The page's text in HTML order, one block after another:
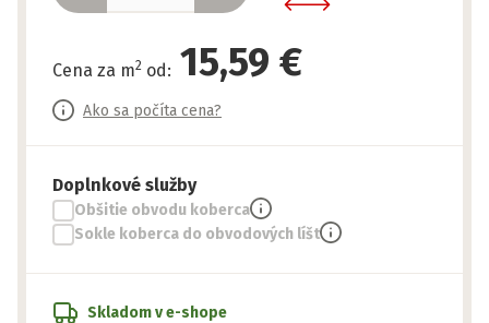
Cena za m2 od: 15,59 €
Ako sa počíta cena?
Doplnkové služby
Obšitie obvodu koberca
Sokle koberca do obvodových líšt
Skladom v e-shope